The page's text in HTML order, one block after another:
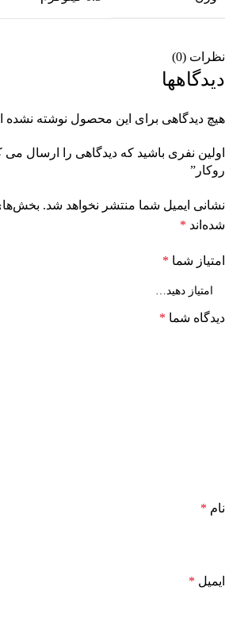
نظرات (0)
دیدگاهها
هیچ دیدگاهی برای این محصول نوشته
اولین نفری باشید که دیدگاهی را ارسال می
روکار”
نشانی ایمیل شما منتشر نخواهد شد.
شده‌اند *
امتیاز شما *
دیدگاه شما *
نام *
ایمیل *